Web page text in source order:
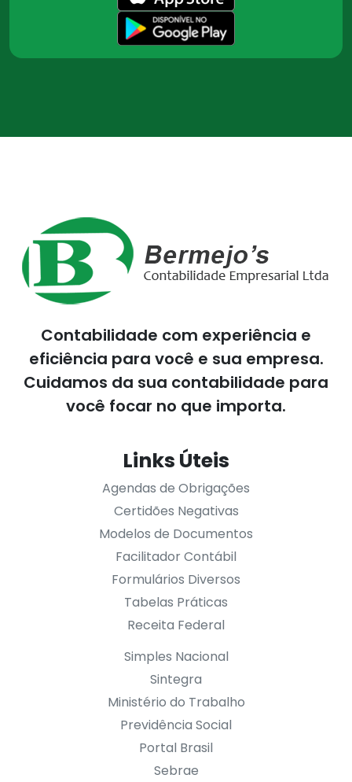
Contabilidade com experiência e
eficiência para você e sua empresa.
Cuidamos da sua contabilidade para
você focar no que importa.
Links Úteis
Agendas de Obrigações
Certidões Negativas
Modelos de Documentos
Facilitador Contábil
Formulários Diversos
Tabelas Práticas
Receita Federal
Simples Nacional
Sintegra
Ministério do Trabalho
Previdência Social
Portal Brasil
Sebrae